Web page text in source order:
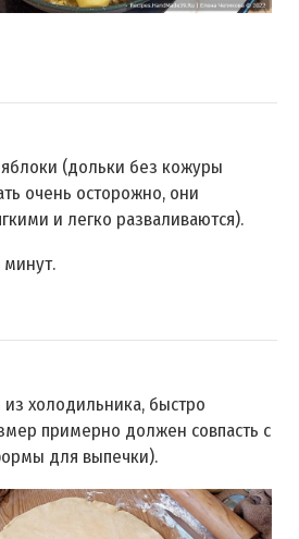
(дольки без кожуры
очень осторожно, они
и легко разваливаются).
из холодильника, быстро
примерно должен совпасть с
для выпечки).